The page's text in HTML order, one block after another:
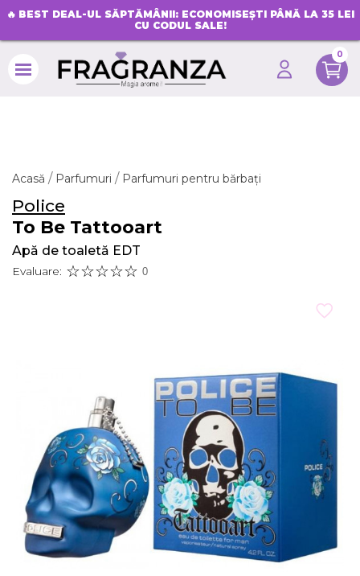
🔥 BEST DEAL-UL SĂPTĂMÂNII: ECONOMISEȘTI PÂNĂ LA 35 LEI
CU CODUL SALE!
0
Acasă Parfumuri Parfumuri pentru bărbați
Police
To Be Tattooart
Apă de toaletă EDT
Evaluare: 0